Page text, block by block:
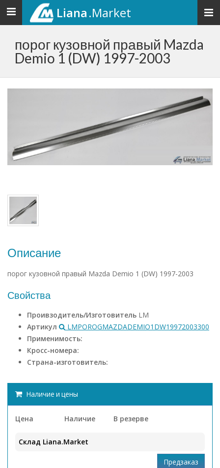
Toggle
navigation
Liana.Market
порог кузовной правый Mazda
Demio 1 (DW) 1997-2003
Описание
порог кузовной правый Mazda Demio 1 (DW) 1997-2003
Свойства
Проивзодитель/Изготовитель LM
Артикул
LMPOROGMAZDADEMIO1DW19972003300
Применимость:
Кросс-номера:
Страна-изготовитель:
Наличие и цены
Цена Наличие В резерве
Склад Liana.Market